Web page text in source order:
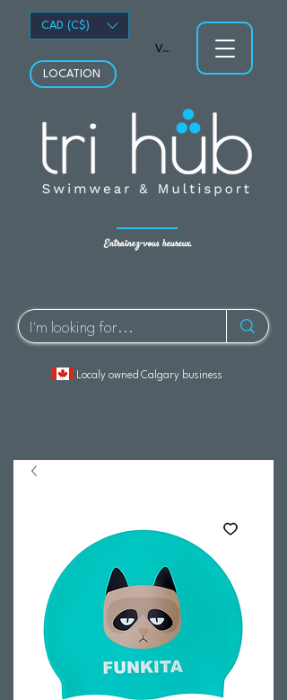
Entraînez-vous heureux.
LOCATION
Localy owned Calgary business
Voir les points
CAD (C$)